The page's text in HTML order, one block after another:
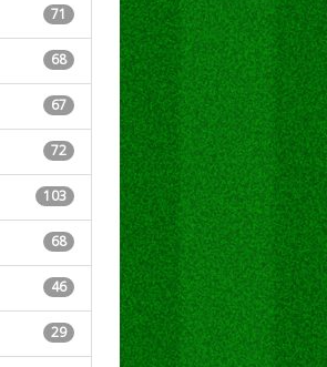
71
68
67
72
103
68
46
29